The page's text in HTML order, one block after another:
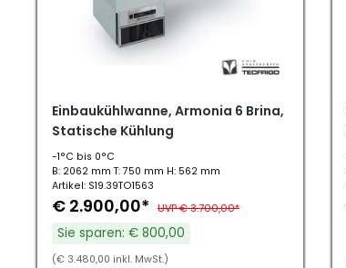
Einbaukühlwanne, Armonia 6 Brina,
Statische Kühlung
-1°C bis 0°C
B: 2062 mm T: 750 mm H: 562 mm
Artikel: S19.39TO1563
€ 2.900,00* UVP € 3.700,00*
Sie sparen: € 800,00
(€ 3.480,00 inkl. MwSt.)